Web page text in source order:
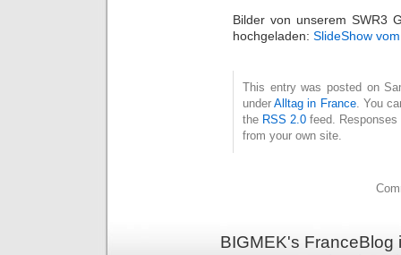
Bilder von unserem SWR3
hochgeladen: SlideShow
This entry was posted on
underAlltag in France. You
the RSS 2.0 feed.
from your own site.
BIGMEK's